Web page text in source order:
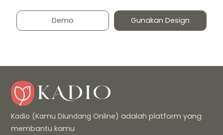
Demo Gunakan Design
Kadio (Kamu Diundang Online) adalah platform yang
membantu kamu